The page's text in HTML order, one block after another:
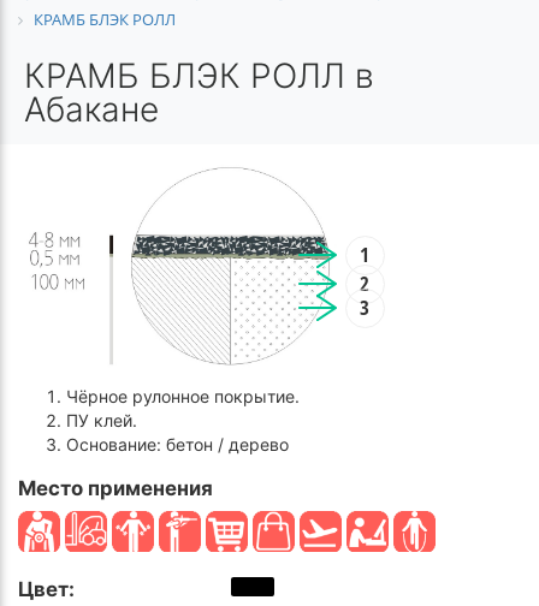
КРАМБ БЛЭК РОЛЛ
КРАМБ БЛЭК РОЛЛ в
Абакане
1
2
3
Чёрное рулонное покрытие.
ПУ клей.
Основание: бетон / дерево
Место применения
Цвет: